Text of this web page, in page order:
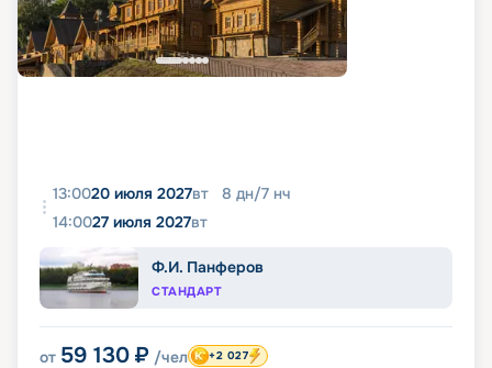
13:0020 июля 2027вт 8 дн/7 нч
14:0027 июля 2027вт
Ф.И. Панферов
СТАНДАРТ
от 59 130 ₽ /чел +2 027